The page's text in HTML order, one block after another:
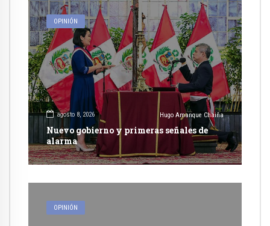
OPINIÓN
agosto 8, 2026 Hugo Amanque Chaiña
Nuevo gobierno y primeras señales de
alarma
OPINIÓN